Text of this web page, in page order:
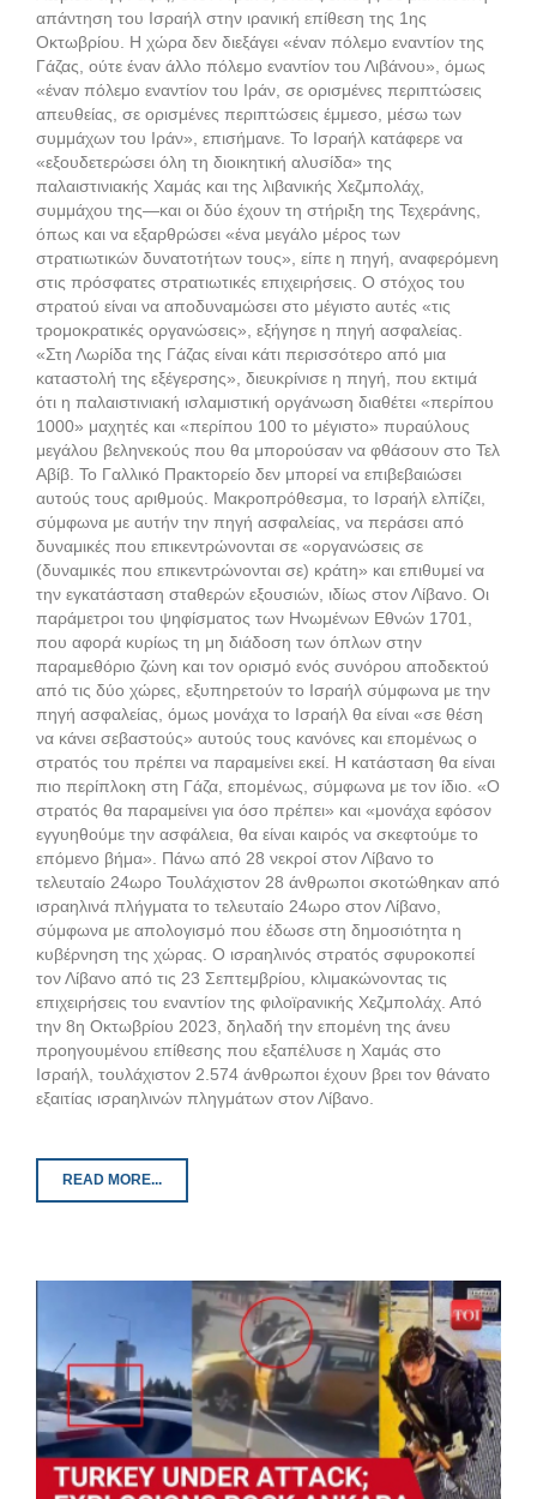
απάντηση του Ισραήλ στην ιρανική επίθεση της 1ης
Οκτωβρίου. Η χώρα δεν διεξάγει «έναν πόλεμο εναντίον της
Γάζας, ούτε έναν άλλο πόλεμο εναντίον του Λιβάνου», όμως
«έναν πόλεμο εναντίον του Ιράν, σε ορισμένες περιπτώσεις
απευθείας, σε ορισμένες περιπτώσεις έμμεσο, μέσω των
συμμάχων του Ιράν», επισήμανε. Το Ισραήλ κατάφερε να
«εξουδετερώσει όλη τη διοικητική αλυσίδα» της
παλαιστινιακής Χαμάς και της λιβανικής Χεζμπολάχ,
συμμάχου της—και οι δύο έχουν τη στήριξη της Τεχεράνης,
όπως και να εξαρθρώσει «ένα μεγάλο μέρος των
στρατιωτικών δυνατοτήτων τους», είπε η πηγή, αναφερόμενη
στις πρόσφατες στρατιωτικές επιχειρήσεις. Ο στόχος του
στρατού είναι να αποδυναμώσει στο μέγιστο αυτές «τις
τρομοκρατικές οργανώσεις», εξήγησε η πηγή ασφαλείας.
«Στη Λωρίδα της Γάζας είναι κάτι περισσότερο από μια
καταστολή της εξέγερσης», διευκρίνισε η πηγή, που εκτιμά
ότι η παλαιστινιακή ισλαμιστική οργάνωση διαθέτει «περίπου
1000» μαχητές και «περίπου 100 το μέγιστο» πυραύλους
μεγάλου βεληνεκούς που θα μπορούσαν να φθάσουν στο Τελ
Αβίβ. Το Γαλλικό Πρακτορείο δεν μπορεί να επιβεβαιώσει
αυτούς τους αριθμούς. Μακροπρόθεσμα, το Ισραήλ ελπίζει,
σύμφωνα με αυτήν την πηγή ασφαλείας, να περάσει από
δυναμικές που επικεντρώνονται σε «οργανώσεις σε
(δυναμικές που επικεντρώνονται σε) κράτη» και επιθυμεί να
την εγκατάσταση σταθερών εξουσιών, ιδίως στον Λίβανο. Οι
παράμετροι του ψηφίσματος των Ηνωμένων Εθνών 1701,
που αφορά κυρίως τη μη διάδοση των όπλων στην
παραμεθόριο ζώνη και τον ορισμό ενός συνόρου αποδεκτού
από τις δύο χώρες, εξυπηρετούν το Ισραήλ σύμφωνα με την
πηγή ασφαλείας, όμως μονάχα το Ισραήλ θα είναι «σε θέση
να κάνει σεβαστούς» αυτούς τους κανόνες και επομένως ο
στρατός του πρέπει να παραμείνει εκεί. Η κατάσταση θα είναι
πιο περίπλοκη στη Γάζα, επομένως, σύμφωνα με τον ίδιο. «Ο
στρατός θα παραμείνει για όσο πρέπει» και «μονάχα εφόσον
εγγυηθούμε την ασφάλεια, θα είναι καιρός να σκεφτούμε το
επόμενο βήμα». Πάνω από 28 νεκροί στον Λίβανο το
τελευταίο 24ωρο Τουλάχιστον 28 άνθρωποι σκοτώθηκαν από
ισραηλινά πλήγματα το τελευταίο 24ωρο στον Λίβανο,
σύμφωνα με απολογισμό που έδωσε στη δημοσιότητα η
κυβέρνηση της χώρας. Ο ισραηλινός στρατός σφυροκοπεί
τον Λίβανο από τις 23 Σεπτεμβρίου, κλιμακώνοντας τις
επιχειρήσεις του εναντίον της φιλοϊρανικής Χεζμπολάχ. Από
την 8η Οκτωβρίου 2023, δηλαδή την επομένη της άνευ
προηγουμένου επίθεσης που εξαπέλυσε η Χαμάς στο
Ισραήλ, τουλάχιστον 2.574 άνθρωποι έχουν βρει τον θάνατο
εξαιτίας ισραηλινών πληγμάτων στον Λίβανο.
READ MORE...